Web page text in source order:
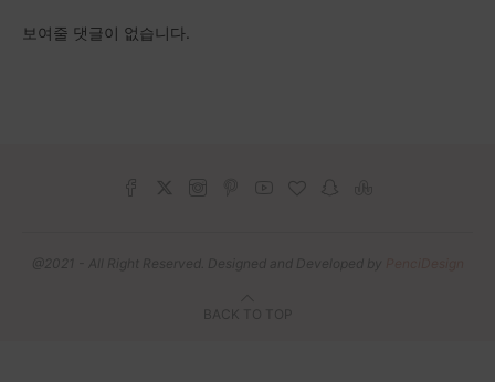
보여줄 댓글이 없습니다.
@2021 - All Right Reserved. Designed and Developed by
BACK TO TOP